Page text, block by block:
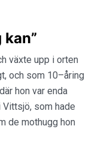
kan”
växte upp i orten
och som 10–åring
hon var enda
Vittsjö, som hade
de mothugg hon